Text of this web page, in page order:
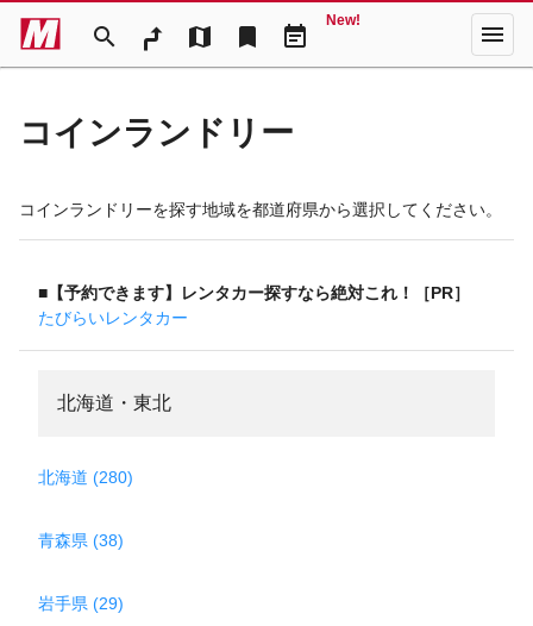
search map bookmark event_note
New! menu
コインランドリー
コインランドリーを探す地域を都道府県から選択してください。
■【予約できます】レンタカー探すなら絶対これ！［PR］
たびらいレンタカー
北海道・東北
北海道 (280)
青森県 (38)
岩手県 (29)